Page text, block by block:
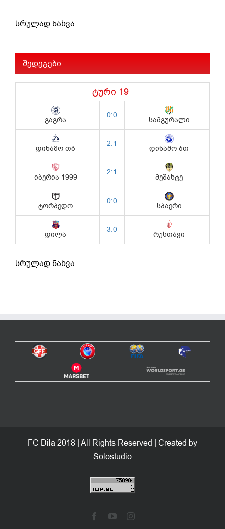
სრულად ნახვა
შედეგები
სრულად ნახვა
FC Dila 2018 | All Rights Reserved | Created by
Solostudio
FacebookYouTubeInstagram